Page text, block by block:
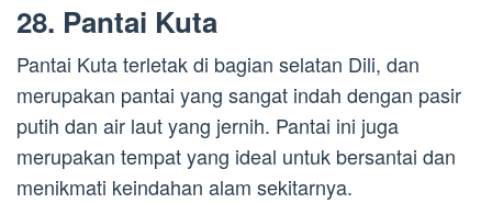
28. Pantai Kuta
Pantai Kuta terletak di bagian selatan Dili, dan
merupakan pantai yang sangat indah dengan pasir
putih dan air laut yang jernih. Pantai ini juga
merupakan tempat yang ideal untuk bersantai dan
menikmati keindahan alam sekitarnya.